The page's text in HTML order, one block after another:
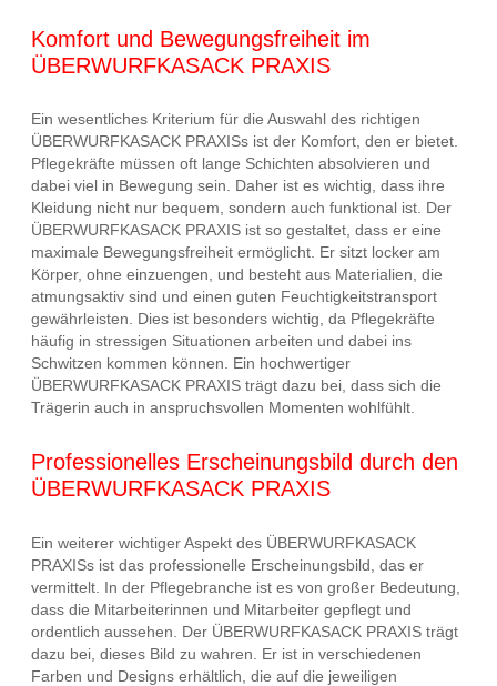
Komfort und Bewegungsfreiheit im
ÜBERWURFKASACK PRAXIS
Ein wesentliches Kriterium für die Auswahl des richtigen
ÜBERWURFKASACK PRAXISs ist der Komfort, den er bietet.
Pflegekräfte müssen oft lange Schichten absolvieren und
dabei viel in Bewegung sein. Daher ist es wichtig, dass ihre
Kleidung nicht nur bequem, sondern auch funktional ist. Der
ÜBERWURFKASACK PRAXIS ist so gestaltet, dass er eine
maximale Bewegungsfreiheit ermöglicht. Er sitzt locker am
Körper, ohne einzuengen, und besteht aus Materialien, die
atmungsaktiv sind und einen guten Feuchtigkeitstransport
gewährleisten. Dies ist besonders wichtig, da Pflegekräfte
häufig in stressigen Situationen arbeiten und dabei ins
Schwitzen kommen können. Ein hochwertiger
ÜBERWURFKASACK PRAXIS trägt dazu bei, dass sich die
Trägerin auch in anspruchsvollen Momenten wohlfühlt.
Professionelles Erscheinungsbild durch den
ÜBERWURFKASACK PRAXIS
Ein weiterer wichtiger Aspekt des ÜBERWURFKASACK
PRAXISs ist das professionelle Erscheinungsbild, das er
vermittelt. In der Pflegebranche ist es von großer Bedeutung,
dass die Mitarbeiterinnen und Mitarbeiter gepflegt und
ordentlich aussehen. Der ÜBERWURFKASACK PRAXIS trägt
dazu bei, dieses Bild zu wahren. Er ist in verschiedenen
Farben und Designs erhältlich, die auf die jeweiligen